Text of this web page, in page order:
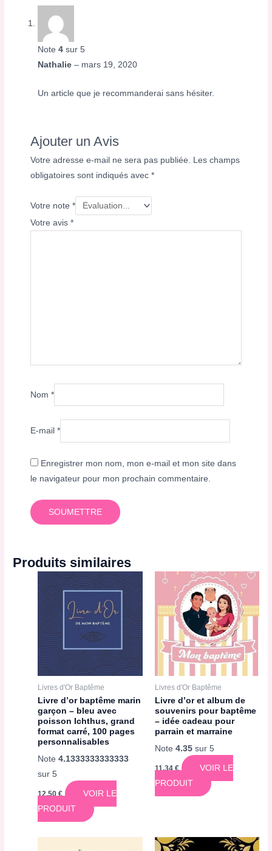
Note4 sur 5
Nathalie– mars 19, 2020
Un article que je recommanderai sans hésiter.
Ajouter un Avis
Votre adresse e-mail ne sera pas publiée. Les champs
obligatoires sont indiqués avec*
Votre note*
Votre avis*
Nom*
E-mail*
Enregistrer mon nom, mon e-mail et mon site dans
le navigateur pour mon prochain commentaire.
Produits similaires
Livres d'Or Baptême
Livre d’or baptême marin
garçon – bleu avec
poisson Ichthus, grand
format carré, 100 pages
personnalisables
Note4.1333333333333
sur 5
12,50€
VOIR LE
PRODUIT
Livres d'Or Baptême
Livre d’or et album de
souvenirs pour baptême
– idée cadeau pour
parrain et marraine
Note 4.35sur 5
11,34 €
VOIR LE
PRODUIT